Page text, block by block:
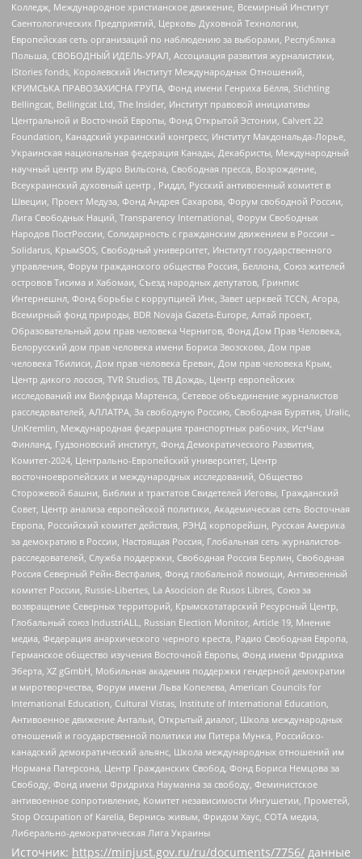
Колледж, Международное христианское движение, Всемирный Институт
Саентологических Предприятий, Церковь Духовной Технологии,
Европейская сеть организаций по наблюдению за выборами, Республика
Польша, СВОБОДНЫЙ ИДЕЛЬ-УРАЛ, Ассоциация развития журналистики,
IStories fonds, Королевский Институт Международных Отношений,
КРИМСЬКА ПРАВОЗАХИСНА ГРУПА, Фонд имени Генриха Бёлля, Stichting
Bellingcat, Bellingcat Ltd, The Insider, Институт правовой инициативы
Центральной и Восточной Европы, Фонд Открытой Эстонии, Calvert 22
Foundation, Канадский украинский конгресс, Институт Макдональда-Лорье,
Украинская национальная федерация Канады, Декабристы, Международный
научный центр им Вудро Вильсона, Свободная пресса, Возрождение,
Всеукраинский духовный центр , Риддл, Русский антивоенный комитет в
Швеции, Проект Медуза, Фонд Андрея Сахарова, Форум свободной России,
Лига Свободных Наций, Transparеncy International, Форум Свободных
Народов ПостРоссии, Солидарность с гражданским движением в России –
Solidarus, КрымSOS, Свободный университет, Институт государственного
управления, Форум гражданского общества Россия, Беллона, Союз жителей
островов Тисима и Хабомаи, Съезд народных депутатов, Гринпис
Интернешнл, Фонд борьбы с коррупцией Инк, Завет церквей TCCN, Агора,
Всемирный фонд природы, BDR Novaja Gazeta-Europe, Алтай проект,
Образовательный дом прав человека Чернигов, Фонд Дом Прав Человека,
Белорусский дом прав человека имени Бориса Звозскова, Дом прав
человека Тбилиси, Дом прав человека Ереван, Дом прав человека Крым,
Центр дикого лосося, TVR Studios, ТВ Дождь, Центр европейских
исследований им Вилфрида Мартенса, Сетевое объединение журналистов
расследователей, АЛЛАТРА, За свободную Россию, Свободная Бурятия, Uralic,
UnKremlin, Международная федерация транспортных рабочих, ИстЧам
Финланд, Гудзоновский институт, Фонд Демократического Развития,
Комитет-2024, Центрально-Европейский университет, Центр
восточноевропейских и международных исследований, Общество
Сторожевой башни, Библии и трактатов Свидетелей Иеговы, Гражданский
Совет, Центр анализа европейской политики, Академическая сеть Восточная
Европа, Российский комитет действия, РЭНД корпорейшн, Русская Америка
за демократию в России, Настоящая Россия, Глобальная сеть журналистов-
расследователей, Служба поддержки, Свободная Россия Берлин, Свободная
Россия Северный Рейн-Вестфалия, Фонд глобальной помощи, Антивоенный
комитет России, Russie-Libertes, La Asocicion de Rusos Libres, Союз за
возвращение Северных территорий, Крымскотатарский Ресурсный Центр,
Глобальный союз IndustriALL, Russian Election Monitor, Article 19, Мнение
медиа, Федерация анархического черного креста, Радио Свободная Европа,
Германское общество изучения Восточной Европы, Фонд имени Фридриха
Эберта, XZ gGmbH, Мобильная академия поддержки гендерной демократии
и миротворчества, Форум имени Льва Копелева, American Councils for
International Education, Cultural Vistas, Institute of International Education,
Антивоенное движение Антальи, Открытый диалог, Школа международных
отношений и государственной политики им Питера Мунка, Российско-
канадский демократический альянс, Школа международных отношений им
Нормана Патерсона, Центр Гражданских Свобод, Фонд Бориса Немцова за
Свободу, Фонд имени Фридриха Науманна за свободу, Феминистское
антивоенное сопротивление, Комитет независимости Ингушетии, Прометей,
Stop Occupation of Karelia, Вернись живым, Фридом Хаус, СОТА медиа,
Либерально-демократическая Лига Украины
Источник: https://minjust.gov.ru/ru/documents/7756/ данные